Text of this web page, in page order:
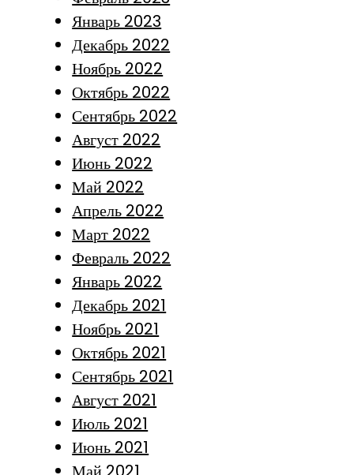
Январь 2023
Декабрь 2022
Ноябрь 2022
Октябрь 2022
Сентябрь 2022
Август 2022
Июнь 2022
Май 2022
Апрель 2022
Март 2022
Февраль 2022
Январь 2022
Декабрь 2021
Ноябрь 2021
Октябрь 2021
Сентябрь 2021
Август 2021
Июль 2021
Июнь 2021